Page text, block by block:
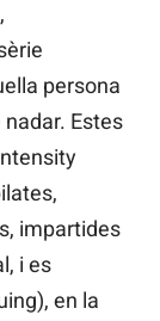
persona
Estes
impartides
i es
en la